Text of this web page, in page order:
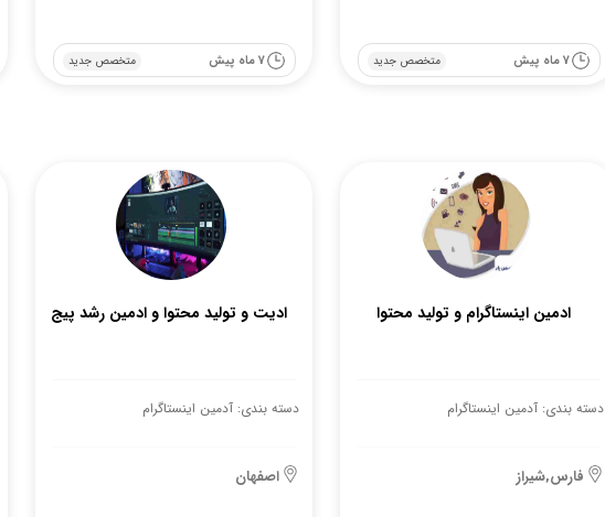
متخصص جدید 7 ماه پیش متخصص جدید 7 ماه پیش
ادمین اینستاگرام و تولید محتوا
دسته بندی: آدمین اینستاگرام
فارس,شیراز
ادیت و تولید محتوا و ادمین رشد پیج
دسته بندی: آدمین اینستاگرام
اصفهان